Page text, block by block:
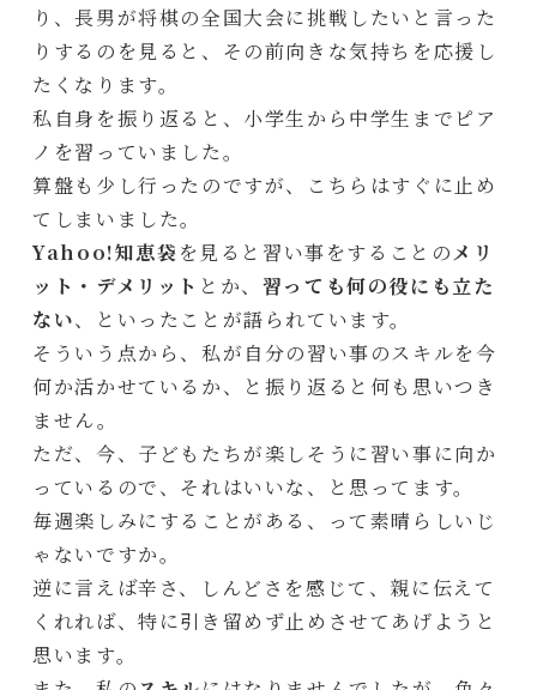
り、長男が将棋の全国大会に挑戦したいと言った
りするのを見ると、その前向きな気持ちを応援し
たくなります。
私自身を振り返ると、小学生から中学生までピア
ノを習っていました。
算盤も少し行ったのですが、こちらはすぐに止め
てしまいました。
Yahoo!知恵袋を見ると習い事をすることのメリ
ット・デメリット とか、 習っても何の役にも立た
ない、といったことが語られています。
そういう点から、私が自分の習い事のスキルを今
何か活かせているか、と振り返ると何も思いつき
ません。
ただ、今、子どもたちが楽しそうに習い事に向か
っているので、それはいいな、と思ってます。
毎週楽しみにすることがある、って素晴らしいじ
ゃないですか。
逆に言えば辛さ、しんどさを感じて、親に伝えて
くれれば、特に引き留めず止めさせてあげようと
思います。